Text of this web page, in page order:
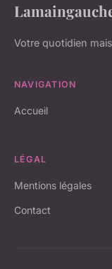
Votre quotidien
NAVIGATION
Accueil
LÉGAL
Mentions légales
Contact